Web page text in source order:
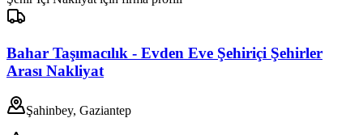
Bahar Taşımacılık - Evden Eve Şehiriçi Şehirler
Arası Nakliyat
Şahinbey, Gaziantep